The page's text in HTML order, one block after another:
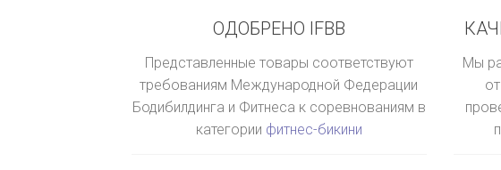
ОДОБРЕНО IFBB
Представленные товары соответствуют
требованиям Международной Федерации
Бодибилдинга и Фитнеса к соревнованиям в
категории фитнес-бикини
Мы